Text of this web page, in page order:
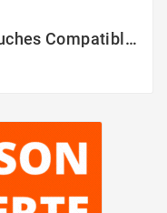
Pack 12 Cartouches Compatible EPSON 603XL